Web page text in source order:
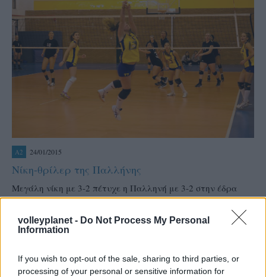
volleyplanet - Do Not Process My Personal
Information
If you wish to opt-out of the sale, sharing to third parties, or
processing of your personal or sensitive information for
A2 24/01/2015
Νίκη-θρίλερ της Παλλήνης
Μεγάλη νίκη με 3-2 πέτυχε η Παλληνή με 3-2 στην έδρα
των Τραχώνων στην Α2 γυναικών. Οι φιλοξενούμενες
αντεπίθεση διαρκείας σε 2-2 αλλά στο πέμπτο σετ δεν